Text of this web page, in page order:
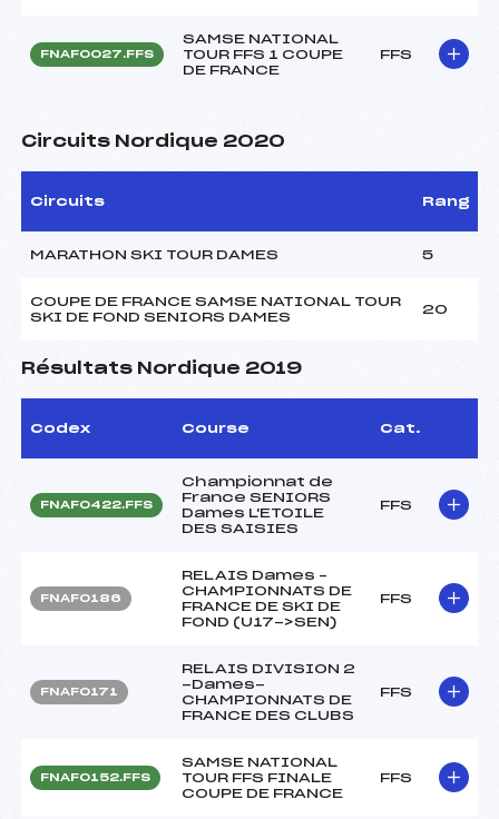
FNAF0027.FFS
SAMSE NATIONAL
TOUR FFS 1 COUPE
DE FRANCE
FFS
Circuits Nordique 2020
Circuits Rang
MARATHON SKI TOUR DAMES 5
COUPE DE FRANCE SAMSE NATIONAL TOUR
SKI DE FOND SENIORS DAMES
20
Résultats Nordique 2019
Codex Course Cat.
FNAF0422.FFS
Championnat de
France SENIORS
Dames L'ETOILE
DES SAISIES
FFS
FNAF0186
RELAIS Dames –
CHAMPIONNATS DE
FRANCE DE SKI DE
FOND (U17->SEN)
FFS
FNAF0171
RELAIS DIVISION 2
-Dames-
CHAMPIONNATS DE
FRANCE DES CLUBS
FFS
FNAF0152.FFS
SAMSE NATIONAL
TOUR FFS FINALE
COUPE DE FRANCE
FFS